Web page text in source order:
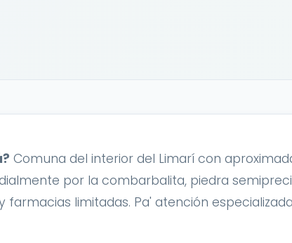
Comuna del interior del Limarí con
por la combarbalita, piedra
farmacias limitadas. Pa' atención